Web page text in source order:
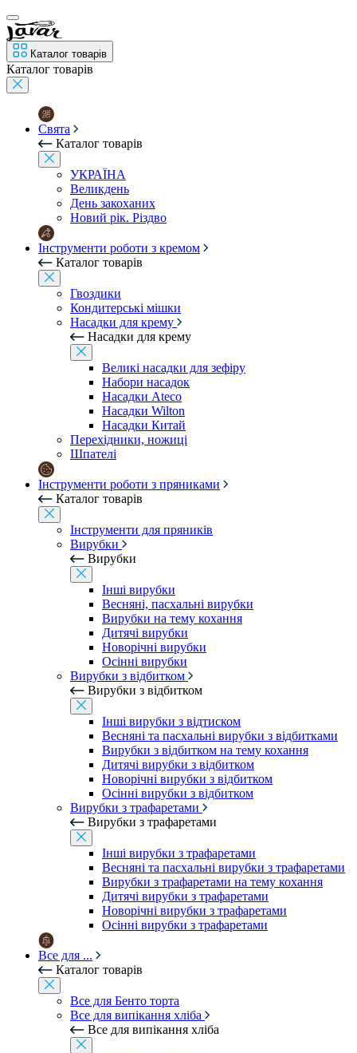
Каталог товарів
Каталог товарів
Свята
Каталог товарів
УКРАЇНА
Великдень
День закоханих
Новий рік. Різдво
Інструменти роботи з кремом
Каталог товарів
Гвоздики
Кондитерські мішки
Насадки для крему
Насадки для крему
Великі насадки для зефіру
Набори насадок
Насадки Ateco
Насадки Wilton
Насадки Китай
Перехідники, ножиці
Шпателі
Інструменти роботи з пряниками
Каталог товарів
Інструменти для пряників
Вирубки
Вирубки
Інші вирубки
Весняні, пасхальні вирубки
Вирубки на тему кохання
Дитячі вирубки
Новорічні вирубки
Осінні вирубки
Вирубки з відбитком
Вирубки з відбитком
Інші вирубки з відтиском
Весняні та пасхальні вирубки з відбитками
Вирубки з відбитком на тему кохання
Дитячі вирубки з відбитком
Новорічні вирубки з відбитком
Осінні вирубки з відбитком
Вирубки з трафаретами
Вирубки з трафаретами
Інші вирубки з трафаретами
Весняні та пасхальні вирубки з трафаретами
Вирубки з трафаретами на тему кохання
Дитячі вирубки з трафаретами
Новорічні вирубки з трафаретами
Осінні вирубки з трафаретами
Все для ...
Каталог товарів
Все для Бенто торта
Все для випікання хліба
Все для випікання хліба